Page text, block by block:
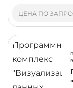
ЦЕНА ПО